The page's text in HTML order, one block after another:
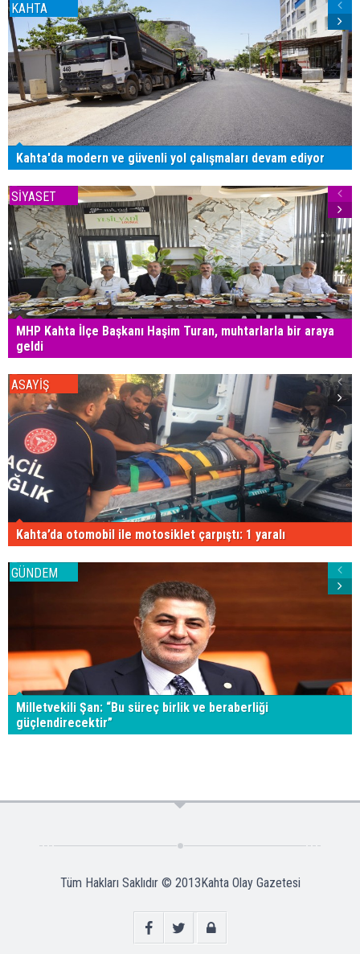
KAHTA
Kahta'da modern ve güvenli yol çalışmaları devam ediyor
SİYASET
MHP Kahta İlçe Başkanı Haşim Turan, muhtarlarla bir araya
geldi
ASAYİŞ
Kahta’da otomobil ile motosiklet çarpıştı: 1 yaralı
GÜNDEM
Milletvekili Şan: “Bu süreç birlik ve beraberliği
güçlendirecektir”
Tüm Hakları Saklıdır © 2013Kahta Olay Gazetesi